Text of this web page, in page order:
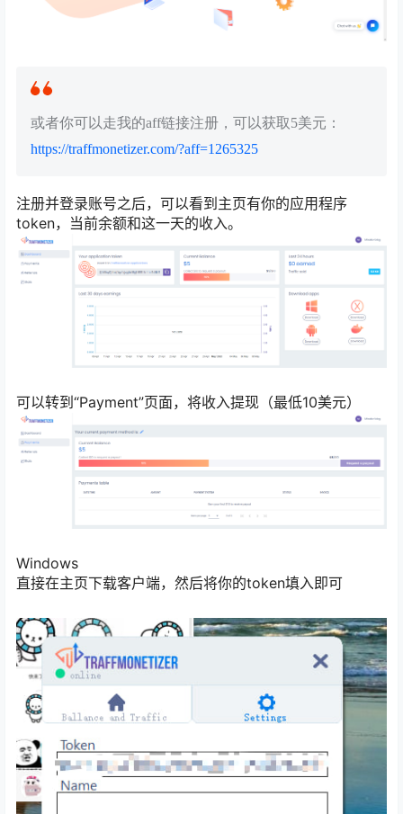
或者你可以走我的aff链接注册，可以获取5美元：
https://traffmonetizer.com/?aff=1265325
注册并登录账号之后，可以看到主页有你的应用程序
token，当前余额和这一天的收入。
可以转到“Payment”页面，将收入提现（最低10美元）
Windows
直接在主页下载客户端，然后将你的token填入即可